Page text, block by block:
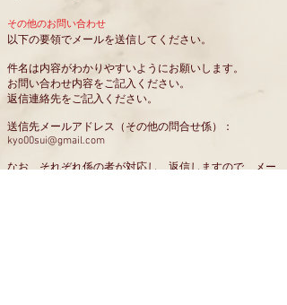
その他のお問い合わせ
以下の要領でメールを送信してください。
件名は内容がわかりやすいようにお願いします。
お問い合わせ内容をご記入ください。
返信連絡先をご記入ください。
送信先メールアドレス（その他の問合せ係）：
kyo00sui@gmail.com
なお、それぞれ係の者が対応し、返信しますので、メー